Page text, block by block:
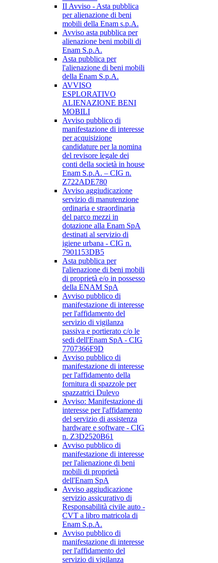
II Avviso - Asta pubblica
per alienazione di beni
mobili della Enam s.p.A.
Avviso asta pubblica per
alienazione beni mobili di
Enam S.p.A.
Asta pubblica per
l'alienazione di beni mobili
della Enam S.p.A.
AVVISO
ESPLORATIVO
ALIENAZIONE BENI
MOBILI
Avviso pubblico di
manifestazione di interesse
per acquisizione
candidature per la nomina
del revisore legale dei
conti della società in house
Enam S.p.A. – CIG n.
Z722ADE780
Avviso aggiudicazione
servizio di manutenzione
ordinaria e straordinaria
del parco mezzi in
dotazione alla Enam SpA
destinati al servizio di
igiene urbana - CIG n.
7901153DB5
Asta pubblica per
l'alienazione di beni mobili
di proprietà e/o in possesso
della ENAM SpA
Avviso pubblico di
manifestazione di interesse
per l'affidamento del
servizio di vigilanza
passiva e portierato c/o le
sedi dell'Enam SpA - CIG
7707366F9D
Avviso pubblico di
manifestazione di interesse
per l'affidamento della
fornitura di spazzole per
spazzatrici Dulevo
Avviso: Manifestazione di
interesse per l'affidamento
del servizio di assistenza
hardware e software - CIG
n. Z3D2520B61
Avviso pubblico di
manifestazione di interesse
per l'alienazione di beni
mobili di proprietà
dell'Enam SpA
Avviso aggiudicazione
servizio assicurativo di
Responsabilità civile auto -
CVT a libro matricola di
Enam S.p.A.
Avviso pubblico di
manifestazione di interesse
per l'affidamento del
servizio di vigilanza